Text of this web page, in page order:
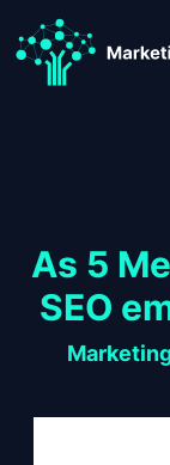
Skip to content
As 5 Melhores
As 5
SEO